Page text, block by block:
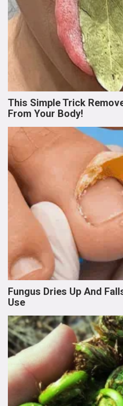
This Simple Trick
From Your Body!
Fungus Dries Up And
Use